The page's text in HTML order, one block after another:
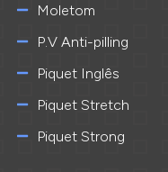
Moletom
P.V Anti-pilling
Piquet Inglês
Piquet Stretch
Piquet Strong